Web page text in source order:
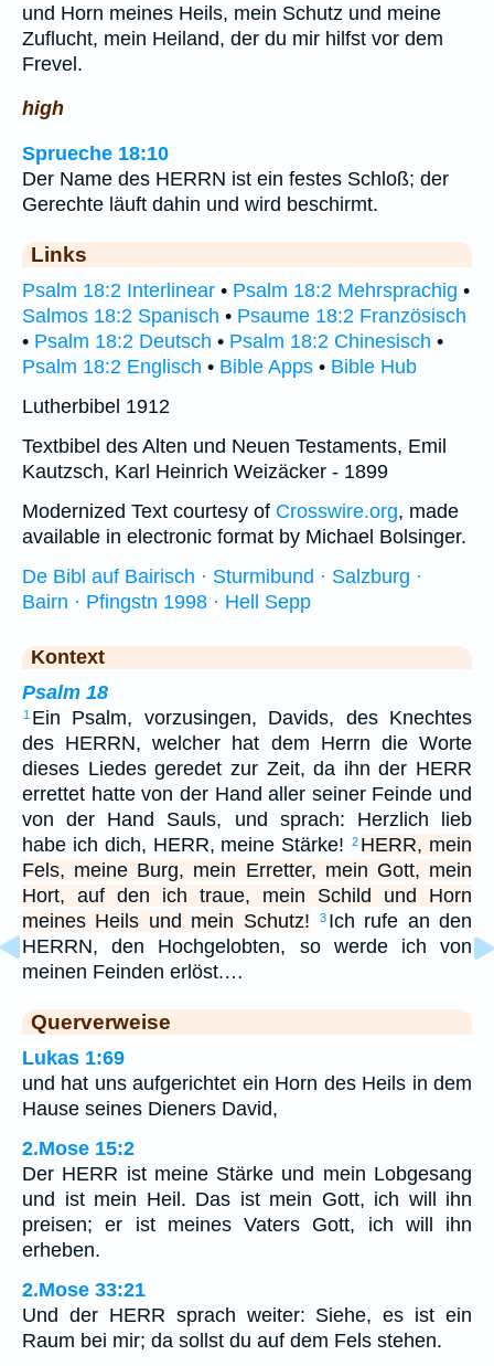
und Horn meines Heils, mein Schutz und meine
Zuflucht, mein Heiland, der du mir hilfst vor dem
Frevel.
high
Sprueche 18:10
Der Name des HERRN ist ein festes Schloß; der
Gerechte läuft dahin und wird beschirmt.
Links
Psalm 18:2 Interlinear • Psalm 18:2 Mehrsprachig •
Salmos 18:2 Spanisch • Psaume 18:2 Französisch
• Psalm 18:2 Deutsch • Psalm 18:2 Chinesisch •
Psalm 18:2 Englisch • Bible Apps • Bible Hub
Lutherbibel 1912
Textbibel des Alten und Neuen Testaments, Emil
Kautzsch, Karl Heinrich Weizäcker - 1899
Modernized Text courtesy of Crosswire.org, made
available in electronic format by Michael Bolsinger.
De Bibl auf Bairisch · Sturmibund · Salzburg ·
Bairn · Pfingstn 1998 · Hell Sepp
Kontext
Psalm 18
1 Ein Psalm, vorzusingen, Davids, des Knechtes
des HERRN, welcher hat dem Herrn die Worte
dieses Liedes geredet zur Zeit, da ihn der HERR
errettet hatte von der Hand aller seiner Feinde und
von der Hand Sauls, und sprach: Herzlich lieb
habe ich dich, HERR, meine Stärke!
2 HERR, mein
Fels, meine Burg, mein Erretter, mein Gott, mein
Hort, auf den ich traue, mein Schild und Horn
meines Heils und mein Schutz!
3 Ich rufe an den
HERRN, den Hochgelobten, so werde ich von
meinen Feinden erlöst.…
Querverweise
Lukas 1:69
und hat uns aufgerichtet ein Horn des Heils in dem
Hause seines Dieners David,
2.Mose 15:2
Der HERR ist meine Stärke und mein Lobgesang
und ist mein Heil. Das ist mein Gott, ich will ihn
preisen; er ist meines Vaters Gott, ich will ihn
erheben.
2.Mose 33:21
Und der HERR sprach weiter: Siehe, es ist ein
Raum bei mir; da sollst du auf dem Fels stehen.